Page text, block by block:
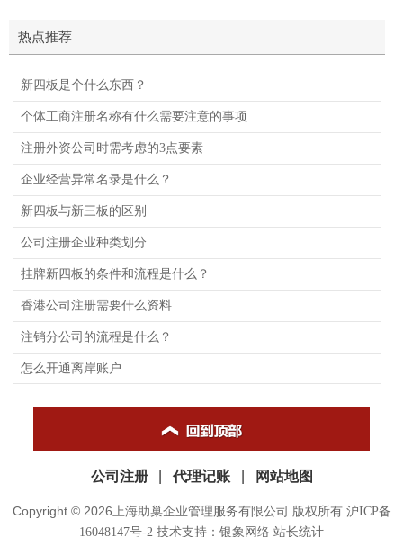
热点推荐
新四板是个什么东西？
个体工商注册名称有什么需要注意的事项
注册外资公司时需考虑的3点要素
企业经营异常名录是什么？
新四板与新三板的区别
公司注册企业种类划分
挂牌新四板的条件和流程是什么？
香港公司注册需要什么资料
注销分公司的流程是什么？
怎么开通离岸账户
公司注册 代理记账 网站地图
Copyright © 2026上海助巢企业管理服务有限公司 版权所有 沪ICP备
16048147号-2 技术支持： 银象网络 站长统计